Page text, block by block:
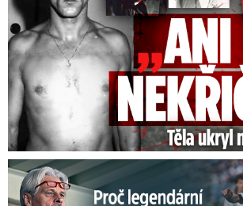
Proč Skuhravý zbankrotoval? Prasklo, kde